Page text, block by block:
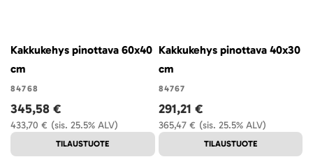
Kakkukehys pinottava 60x40
cm
84768
(sis. 25.5% ALV)
433,70 €
345,58 €
TILAUSTUOTE
Kakkukehys pinottava 40x30
cm
84767
(sis. 25.5% ALV)
365,47 €
291,21 €
TILAUSTUOTE